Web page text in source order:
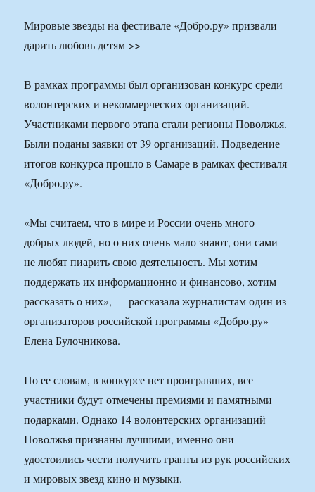
Мировые звезды на фестивале «Добро.ру» призвали
дарить любовь детям >>
В рамках программы был организован конкурс среди
волонтерских и некоммерческих организаций.
Участниками первого этапа стали регионы Поволжья.
Были поданы заявки от 39 организаций. Подведение
итогов конкурса прошло в Самаре в рамках фестиваля
«Добро.ру».
«Мы считаем, что в мире и России очень много
добрых людей, но о них очень мало знают, они сами
не любят пиарить свою деятельность. Мы хотим
поддержать их информационно и финансово, хотим
рассказать о них», — рассказала журналистам один из
организаторов российской программы «Добро.ру»
Елена Булочникова.
По ее словам, в конкурсе нет проигравших, все
участники будут отмечены премиями и памятными
подарками. Однако 14 волонтерских организаций
Поволжья признаны лучшими, именно они
удостоились чести получить гранты из рук российских
и мировых звезд кино и музыки.